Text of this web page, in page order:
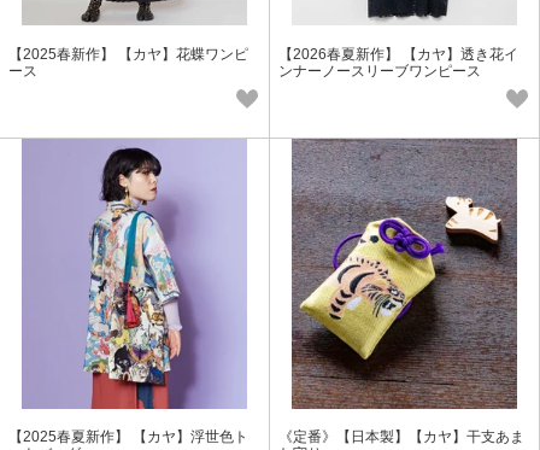
【2025春新作】 【カヤ】花蝶ワンピ
ース
【2026春夏新作】 【カヤ】透き花イ
ンナーノースリーブワンピース
【2025春夏新作】 【カヤ】浮世色ト
《定番》【日本製】【カヤ】干支あま